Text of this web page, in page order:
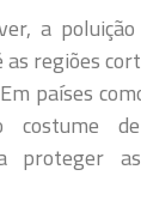
a
regiões
países
proteger